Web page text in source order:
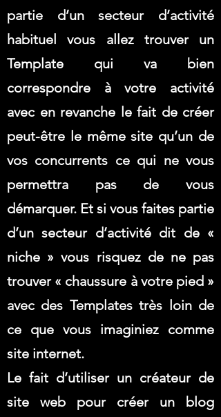
partie d’un secteur d’activité
habituel vous allez trouver un
Template qui va bien
correspondre à votre activité
avec en revanche le fait de créer
peut-être le même site qu’un de
vos concurrents ce qui ne vous
permettra pas de vous
démarquer. Et si vous faites partie
d’un secteur d’activité dit de «
niche » vous risquez de ne pas
trouver « chaussure à votre pied »
avec des Templates très loin de
ce que vous imaginiez comme
site internet.
Le fait d’utiliser un créateur de
site web pour créer un blog